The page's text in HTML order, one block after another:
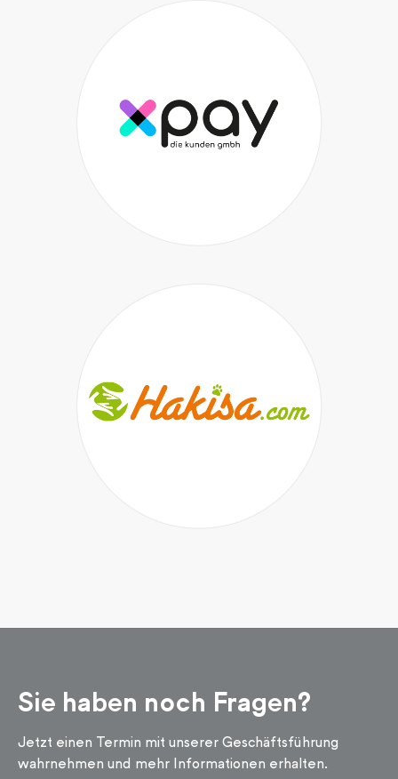
Sie haben noch Fragen?
Jetzt einen Termin mit unserer Geschäftsführung
wahrnehmen und mehr Informationen erhalten.